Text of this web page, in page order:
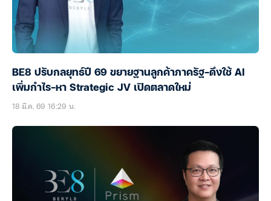
BE8 ปรับกลยุทธ์ปี 69 ขยายฐานลูกค้าภาครัฐ-ดึงใช้ AI
เพิ่มกำไร-หา Strategic JV เปิดตลาดใหม่
18 มี.ค. 69 16:29 น.